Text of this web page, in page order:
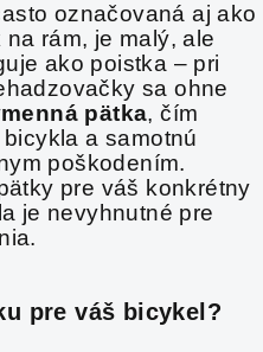
označovaná aj ako
rám, je malý, ale
ako poistka – pri
sa ohne
pätka, čím
a samotnú
poškodením.
pre váš konkrétny
je nevyhnutné pre
pre váš bicykel?